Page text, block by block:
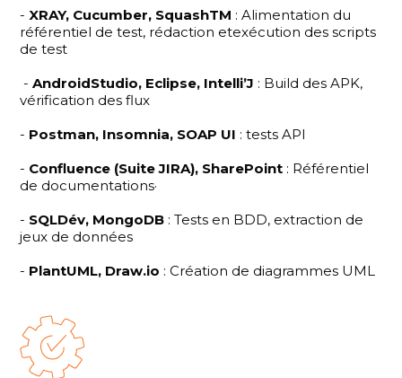
-XRAY, Cucumber, SquashTM : Alimentation du
référentiel de test, rédaction etexécution des scripts
de test
-AndroidStudio, Eclipse, Intelli’J : Build des APK,
vérification des flux
- Postman, Insomnia, SOAP UI : tests API
- Confluence (Suite JIRA), SharePoint : Référentiel
de documentations·
- SQLDév, MongoDB : Tests en BDD, extraction de
jeux de données
- PlantUML, Draw.io : Création de diagrammes UML